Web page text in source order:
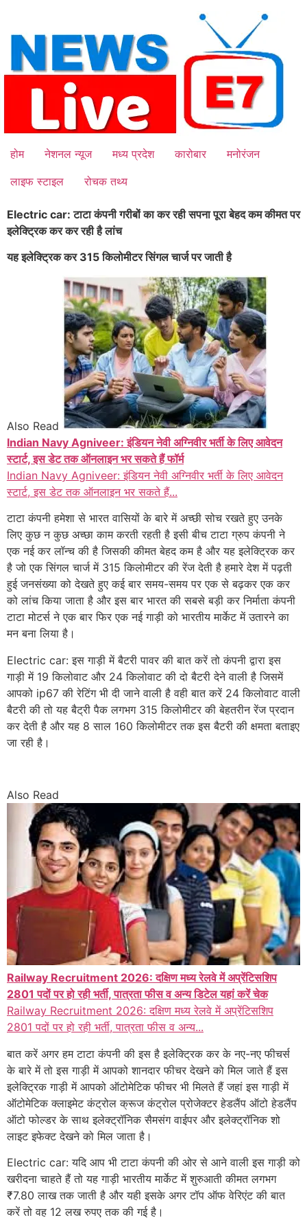
content
होम नेशनल न्यूज मध्य प्रदेश कारोबार
मनोरंजन
लाइफ स्टाइल
रोचक तथ्य
Electric car: टाटा कंपनी गरीबों का कर रही सपना पूरा बेहद कम कीमत पर
इलेक्ट्रिक कर कर रही है लांच
यह इलेक्ट्रिक कर 315 किलोमीटर सिंगल चार्ज पर जाती है
Also Read
Indian Navy Agniveer: इंडियन नेवी अग्निवीर भर्ती के लिए आवेदन
स्टार्ट, इस डेट तक ऑनलाइन भर सकते हैं फॉर्म
Indian Navy Agniveer: इंडियन नेवी अग्निवीर भर्ती के लिए आवेदन
स्टार्ट, इस डेट तक ऑनलाइन भर सकते हैं...
टाटा कंपनी हमेशा से भारत वासियों के बारे में अच्छी सोच रखते हुए उनके
लिए कुछ न कुछ अच्छा काम करती रहती है इसी बीच टाटा ग्रुप कंपनी ने
एक नई कर लॉन्च की है जिसकी कीमत बेहद कम है और यह इलेक्ट्रिक कर
है जो एक सिंगल चार्ज में 315 किलोमीटर की रेंज देती है हमारे देश में पढ़ती
हुई जनसंख्या को देखते हुए कई बार समय-समय पर एक से बढ़कर एक कर
को लांच किया जाता है और इस बार भारत की सबसे बड़ी कर निर्माता कंपनी
टाटा मोटर्स ने एक बार फिर एक नई गाड़ी को भारतीय मार्केट में उतारने का
मन बना लिया है।
Electric car: इस गाड़ी में बैटरी पावर की बात करें तो कंपनी द्वारा इस
गाड़ी में 19 किलोवाट और 24 किलोवाट की दो बैटरी देने वाली है जिसमें
आपको ip67 की रेटिंग भी दी जाने वाली है वही बात करें 24 किलोवाट वाली
बैटरी की तो यह बैट्री पैक लगभग 315 किलोमीटर की बेहतरीन रेंज प्रदान
कर देती है और यह 8 साल 160 किलोमीटर तक इस बैटरी की क्षमता बताइए
जा रही है।
Also Read
Railway Recruitment 2026: दक्षिण मध्य रेलवे में अप्रेंटिसशिप
2801 पदों पर हो रही भर्ती, पात्रता फीस व अन्य डिटेल यहां करें चेक
Railway Recruitment 2026: दक्षिण मध्य रेलवे में अप्रेंटिसशिप
2801 पदों पर हो रही भर्ती, पात्रता फीस व अन्य...
बात करें अगर हम टाटा कंपनी की इस है इलेक्ट्रिक कर के नए-नए फीचर्स
के बारे में तो इस गाड़ी में आपको शानदार फीचर देखने को मिल जाते हैं इस
इलेक्ट्रिक गाड़ी में आपको ऑटोमेटिक फीचर भी मिलते हैं जहां इस गाड़ी में
ऑटोमेटिक क्लाइमेट कंट्रोल क्रूज कंट्रोल प्रोजेक्टर हेडलैंप ऑटो हेडलैंप
ऑटो फोल्डर के साथ इलेक्ट्रॉनिक सैमसंग वाईपर और इलेक्ट्रॉनिक शो
लाइट इफेक्ट देखने को मिल जाता है।
Electric car: यदि आप भी टाटा कंपनी की ओर से आने वाली इस गाड़ी को
खरीदना चाहते हैं तो यह गाड़ी भारतीय मार्केट में शुरुआती कीमत लगभग
₹7.80 लाख तक जाती है और यही इसके अगर टॉप ऑफ वेरिएंट की बात
करें तो वह 12 लख रुपए तक की गई है।